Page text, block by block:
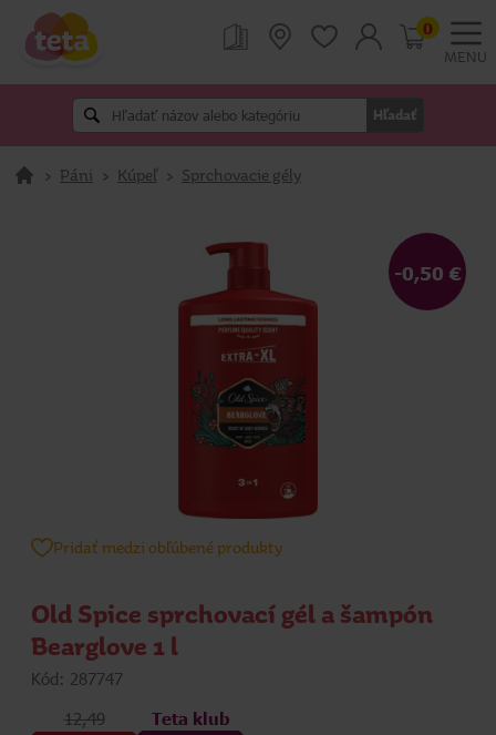
MENU
Hľadať
0
> Páni > Kúpeľ > Sprchovacie gély
-0,50 €
Pridať medzi obľúbené produkty
Old Spice sprchovací gél a šampón
Bearglove 1 l
Kód: 287747
12,49
Teta klub